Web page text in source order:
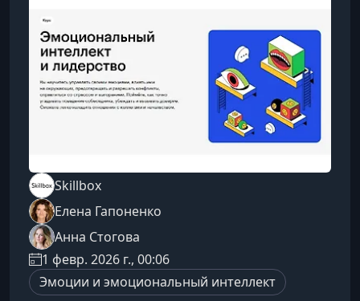
Skillbox
Елена Гапоненко
Анна Стогова
1 февр. 2026 г., 00:06
Эмоции и эмоциональный интеллект